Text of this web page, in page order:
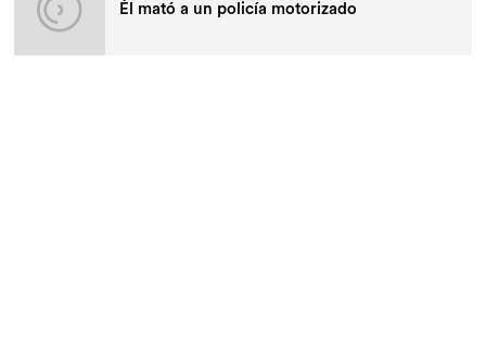
Él mató a un policía motorizado